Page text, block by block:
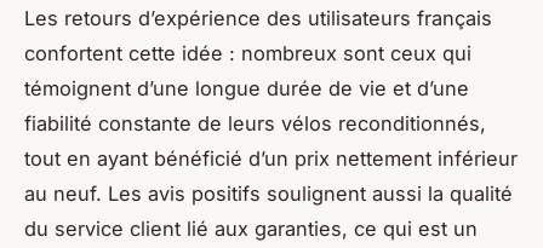
Les retours d’expérience des utilisateurs français
confortent cette idée : nombreux sont ceux qui
témoignent d’une longue durée de vie et d’une
fiabilité constante de leurs vélos reconditionnés,
tout en ayant bénéficié d’un prix nettement inférieur
au neuf. Les avis positifs soulignent aussi la qualité
du service client lié aux garanties, ce qui est un